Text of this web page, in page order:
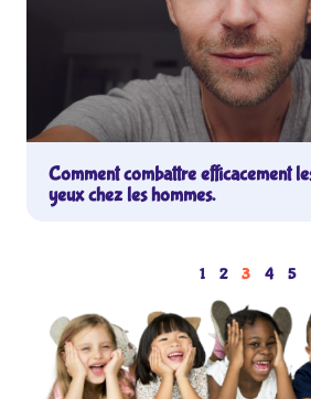
Comment combattre efficacement
yeux chez les hommes.
1 2 3 4 5